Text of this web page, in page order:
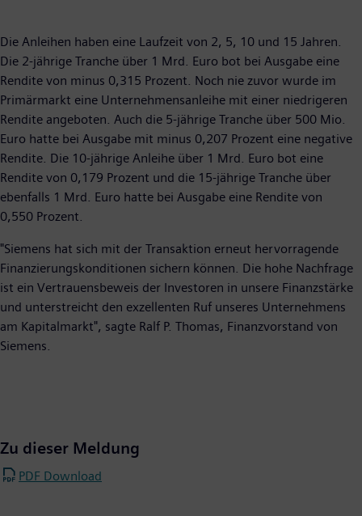
Die Anleihen haben eine Laufzeit von 2, 5, 10 und 15 Jahren.
Die 2-jährige Tranche über 1 Mrd. Euro bot bei Ausgabe eine
Rendite von minus 0,315 Prozent. Noch nie zuvor wurde im
Primärmarkt eine Unternehmensanleihe mit einer niedrigeren
Rendite angeboten. Auch die 5-jährige Tranche über 500 Mio.
Euro hatte bei Ausgabe mit minus 0,207 Prozent eine negative
Rendite. Die 10-jährige Anleihe über 1 Mrd. Euro bot eine
Rendite von 0,179 Prozent und die 15-jährige Tranche über
ebenfalls 1 Mrd. Euro hatte bei Ausgabe eine Rendite von
0,550 Prozent.
"Siemens hat sich mit der Transaktion erneut hervorragende
Finanzierungskonditionen sichern können. Die hohe Nachfrage
ist ein Vertrauensbeweis der Investoren in unsere Finanzstärke
und unterstreicht den exzellenten Ruf unseres Unternehmens
am Kapitalmarkt", sagte Ralf P. Thomas, Finanzvorstand von
Siemens.
Zu dieser Meldung
PDF Download